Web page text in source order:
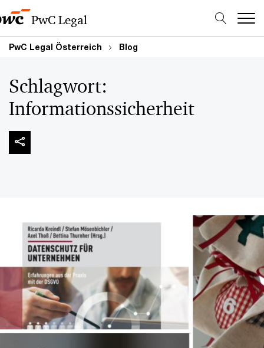
PwC Legal
PwC Legal Österreich Blog
Schlagwort:
Informationssicherheit